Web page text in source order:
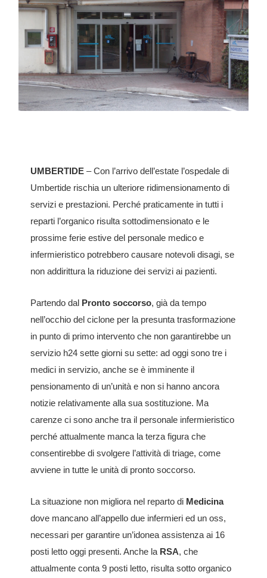
UMBERTIDE – Con l’arrivo dell’estate l’ospedale di
Umbertide rischia un ulteriore ridimensionamento di
servizi e prestazioni. Perché praticamente in tutti i
reparti l’organico risulta sottodimensionato e le
prossime ferie estive del personale medico e
infermieristico potrebbero causare notevoli disagi, se
non addirittura la riduzione dei servizi ai pazienti.
Partendo dal Pronto soccorso, già da tempo
nell’occhio del ciclone per la presunta trasformazione
in punto di primo intervento che non garantirebbe un
servizio h24 sette giorni su sette: ad oggi sono tre i
medici in servizio, anche se è imminente il
pensionamento di un’unità e non si hanno ancora
notizie relativamente alla sua sostituzione. Ma
carenze ci sono anche tra il personale infermieristico
perché attualmente manca la terza figura che
consentirebbe di svolgere l’attività di triage, come
avviene in tutte le unità di pronto soccorso.
La situazione non migliora nel reparto di Medicina
dove mancano all’appello due infermieri ed un oss,
necessari per garantire un’idonea assistenza ai 16
posti letto oggi presenti. Anche la RSA, che
attualmente conta 9 posti letto, risulta sotto organico